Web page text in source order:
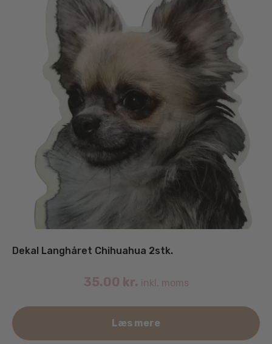
Dekal Langhåret Chihuahua 2stk.
35.00 kr. inkl. moms
Læs mere